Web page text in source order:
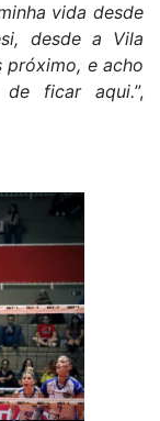
vida desde
desde a Vila
próximo, e acho
de ficar aqui.”,